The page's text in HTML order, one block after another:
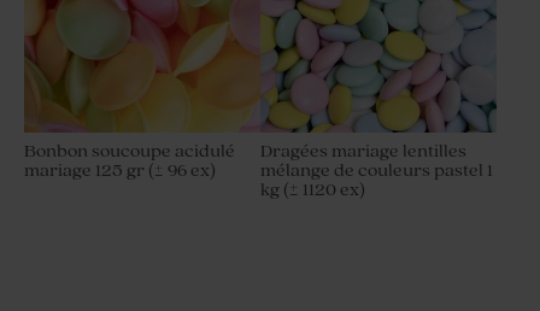
Bonbon soucoupe acidulé
mariage 125 gr (± 96 ex)
Dragées mariage lentilles
mélange de couleurs pastel 1
kg (± 1120 ex)